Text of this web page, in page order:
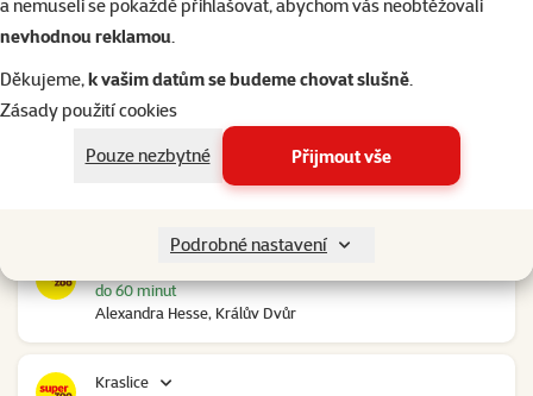
a nemuseli se pokaždé přihlašovat, abychom vás neobtěžovali
nevhodnou reklamou.
Děkujeme,k vašim datům se budeme chovat slušně.
Zásady použití cookies
Pouze nezbytné
Přijmout vše
Podrobné nastavení
Kolín Ovčáry
Ovčáry 304, Ovčáry
Kozomín
Alexandra Hesse, Králův Dvůr
do 60 minut
Kraslice